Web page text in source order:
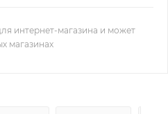
интернет-магазина и может
магазинах